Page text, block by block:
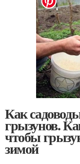
Как
грызунов.
чтобы
зимой